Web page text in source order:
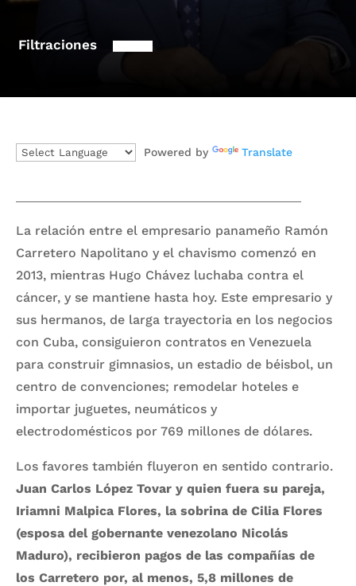
Filtraciones
Powered by Translate
La relación entre el empresario panameño Ramón
Carretero Napolitano y el chavismo comenzó en
2013, mientras Hugo Chávez luchaba contra el
cáncer, y se mantiene hasta hoy. Este empresario y
sus hermanos, de larga trayectoria en los negocios
con Cuba, consiguieron contratos en Venezuela
para construir gimnasios, un estadio de béisbol, un
centro de convenciones; remodelar hoteles e
importar juguetes, neumáticos y
electrodomésticos por 769 millones de dólares.
Los favores también fluyeron en sentido contrario.
Juan Carlos López Tovar y quien fuera su pareja,
Iriamni Malpica Flores, la sobrina de Cilia Flores
(esposa del gobernante venezolano Nicolás
Maduro), recibieron pagos de las compañías de
los Carretero por, al menos, 5,8 millones de